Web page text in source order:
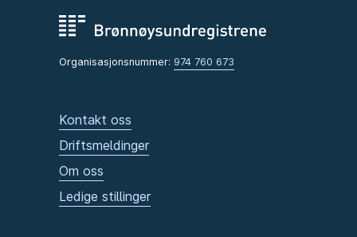
Organisasjonsnummer: 974 760 673
Kontakt oss
Driftsmeldinger
Om oss
Ledige stillinger